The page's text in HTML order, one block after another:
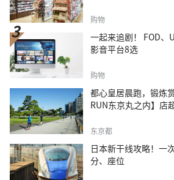
购物
一起来追剧！ FOD、
影音平台8选
购物
都心皇居晨跑，锻炼
RUN东京丸之内】店
东京都
日本新干线攻略！一
分、座位